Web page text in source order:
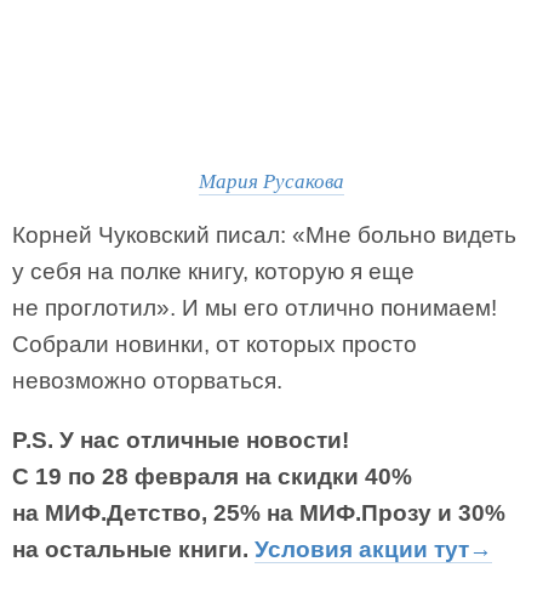
Мария Русакова
Корней Чуковский писал: «Мне больно видеть
у себя на полке книгу, которую я еще
не проглотил». И мы его отлично понимаем!
Собрали новинки, от которых просто
невозможно оторваться.
P.S. У нас отличные новости!
С 19 по 28 февраля на скидки 40%
на МИФ.Детство, 25% на МИФ.Прозу и 30%
на остальные книги. Условия акции тут→